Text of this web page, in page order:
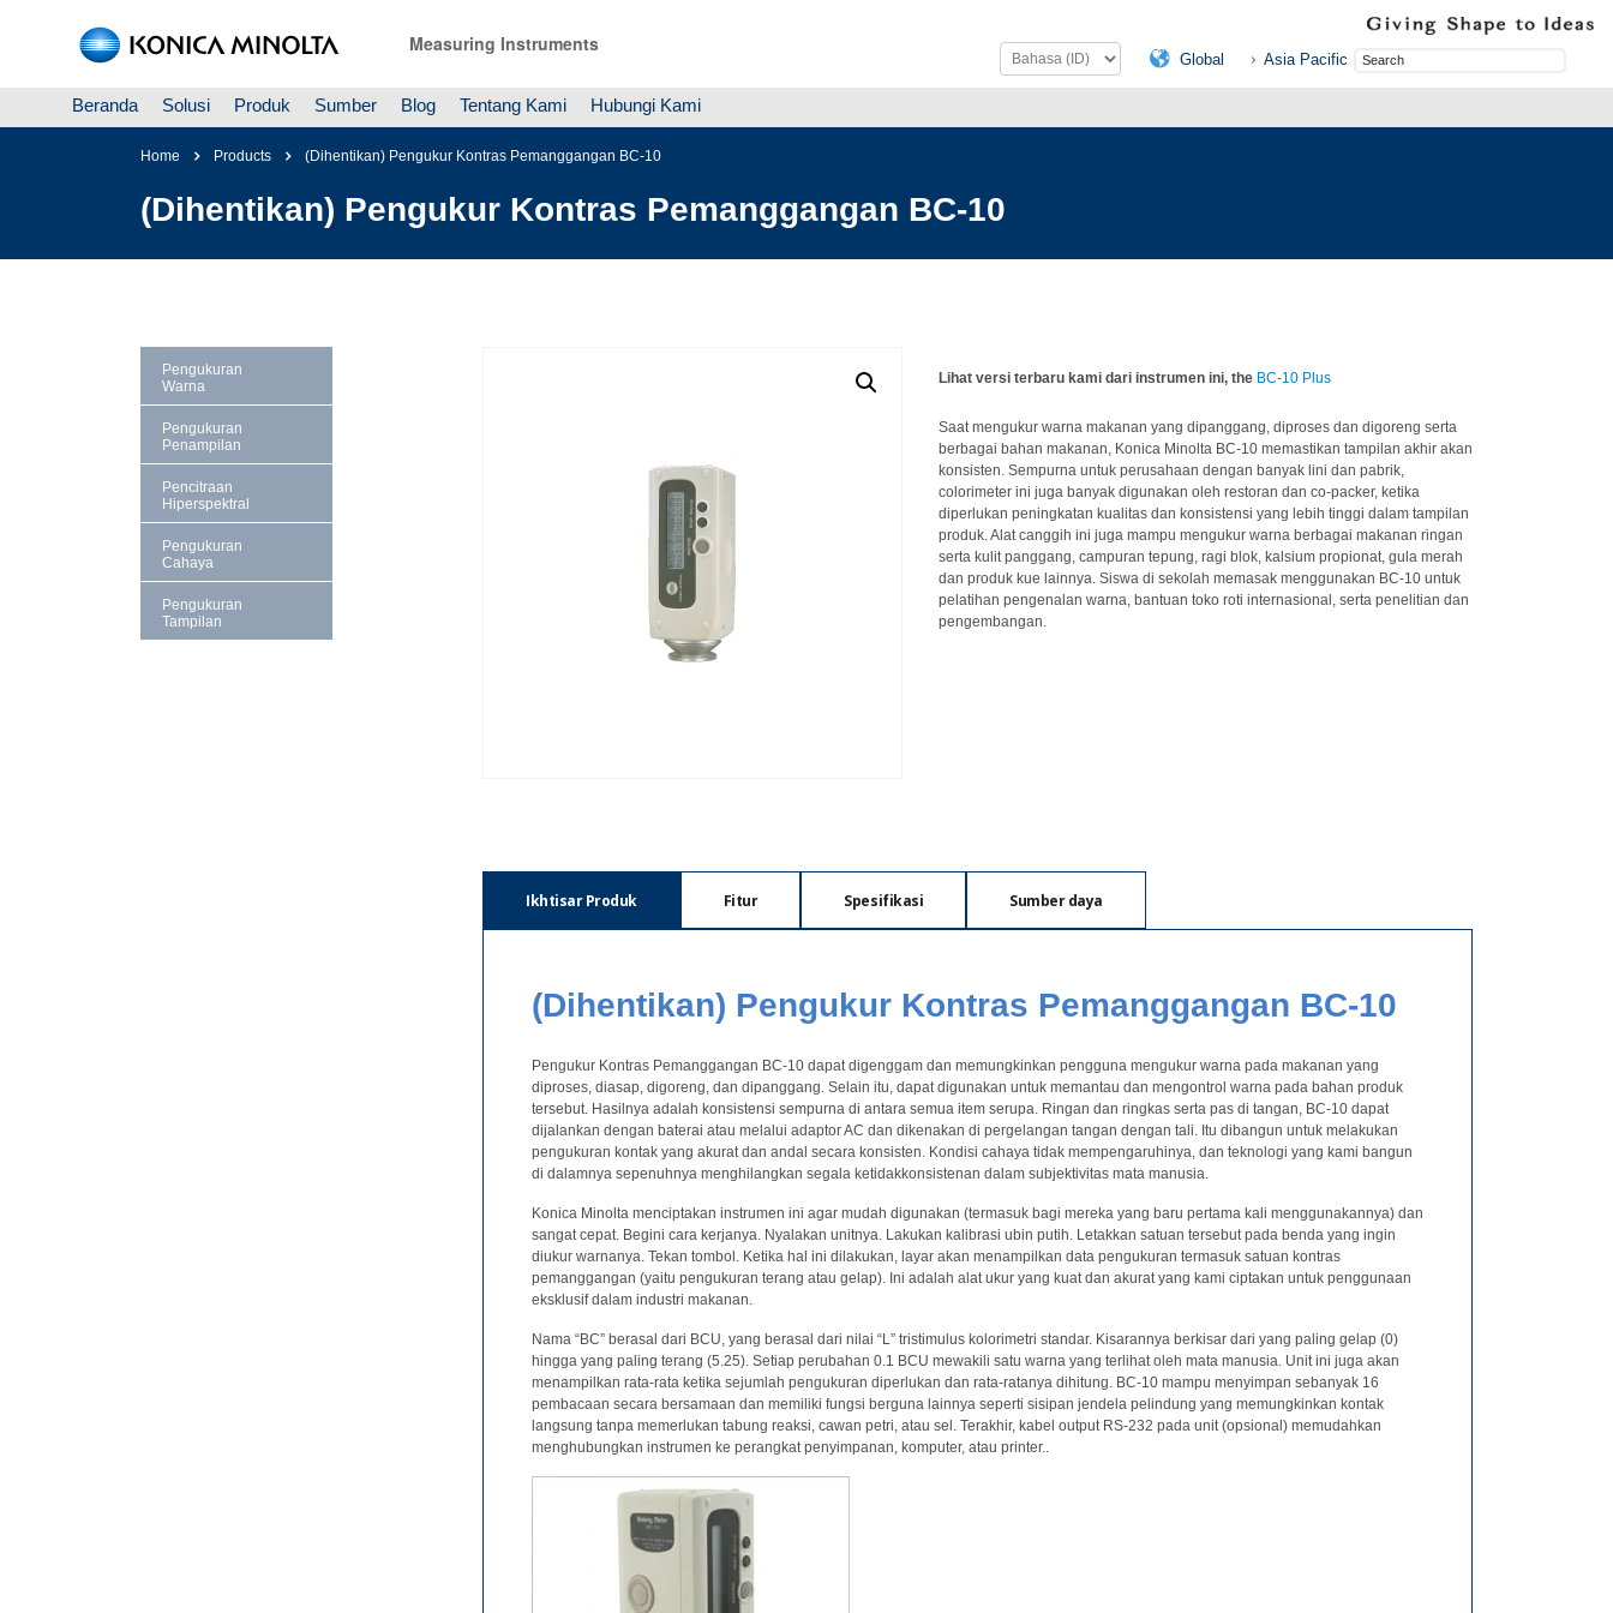
Measuring Instruments
Global Asia Pacific
Beranda Solusi Produk Sumber Blog Tentang Kami Hubungi Kami
Home Products (Dihentikan) Pengukur Kontras Pemanggangan BC-10
(Dihentikan) Pengukur Kontras Pemanggangan BC-10
Lihat versi terbaru kami dari instrumen ini, the BC-10 Plus
Saat mengukur warna makanan yang dipanggang, diproses dan digoreng serta
berbagai bahan makanan, Konica Minolta BC-10 memastikan tampilan akhir akan
konsisten. Sempurna untuk perusahaan dengan banyak lini dan pabrik,
colorimeter ini juga banyak digunakan oleh restoran dan co-packer, ketika
diperlukan peningkatan kualitas dan konsistensi yang lebih tinggi dalam tampilan
produk. Alat canggih ini juga mampu mengukur warna berbagai makanan ringan
serta kulit panggang, campuran tepung, ragi blok, kalsium propionat, gula merah
dan produk kue lainnya. Siswa di sekolah memasak menggunakan BC-10 untuk
pelatihan pengenalan warna, bantuan toko roti internasional, serta penelitian dan
pengembangan.
Ikhtisar Produk Fitur Spesifikasi Sumber daya
(Dihentikan) Pengukur Kontras Pemanggangan BC-10
Pengukur Kontras Pemanggangan BC-10 dapat digenggam dan memungkinkan pengguna mengukur warna pada makanan yang
diproses, diasap, digoreng, dan dipanggang. Selain itu, dapat digunakan untuk memantau dan mengontrol warna pada bahan produk
tersebut. Hasilnya adalah konsistensi sempurna di antara semua item serupa. Ringan dan ringkas serta pas di tangan, BC-10 dapat
dijalankan dengan baterai atau melalui adaptor AC dan dikenakan di pergelangan tangan dengan tali. Itu dibangun untuk melakukan
pengukuran kontak yang akurat dan andal secara konsisten. Kondisi cahaya tidak mempengaruhinya, dan teknologi yang kami bangun
di dalamnya sepenuhnya menghilangkan segala ketidakkonsistenan dalam subjektivitas mata manusia.
Konica Minolta menciptakan instrumen ini agar mudah digunakan (termasuk bagi mereka yang baru pertama kali menggunakannya) dan
sangat cepat. Begini cara kerjanya. Nyalakan unitnya. Lakukan kalibrasi ubin putih. Letakkan satuan tersebut pada benda yang ingin
diukur warnanya. Tekan tombol. Ketika hal ini dilakukan, layar akan menampilkan data pengukuran termasuk satuan kontras
pemanggangan (yaitu pengukuran terang atau gelap). Ini adalah alat ukur yang kuat dan akurat yang kami ciptakan untuk penggunaan
eksklusif dalam industri makanan.
Nama “BC” berasal dari BCU, yang berasal dari nilai “L” tristimulus kolorimetri standar. Kisarannya berkisar dari yang paling gelap (0)
hingga yang paling terang (5.25). Setiap perubahan 0.1 BCU mewakili satu warna yang terlihat oleh mata manusia. Unit ini juga akan
menampilkan rata-rata ketika sejumlah pengukuran diperlukan dan rata-ratanya dihitung. BC-10 mampu menyimpan sebanyak 16
pembacaan secara bersamaan dan memiliki fungsi berguna lainnya seperti sisipan jendela pelindung yang memungkinkan kontak
langsung tanpa memerlukan tabung reaksi, cawan petri, atau sel. Terakhir, kabel output RS-232 pada unit (opsional) memudahkan
menghubungkan instrumen ke perangkat penyimpanan, komputer, atau printer..
Pengukuran
Warna
Pengukuran
Penampilan
Pencitraan
Hiperspektral
Pengukuran
Cahaya
Pengukuran
Tampilan